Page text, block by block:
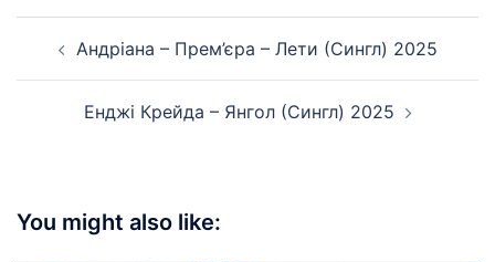
navigation
Андріана – Прем’єра – Лети (Сингл) 2025
Енджі Крейда – Янгол (Сингл) 2025
You might also like: